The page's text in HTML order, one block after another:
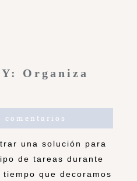
Organiza
comentarios
una solución para
de tareas durante
que decoramos